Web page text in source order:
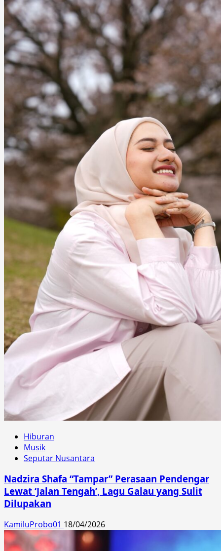
Hiburan
Musik
Seputar Nusantara
Nadzira Shafa “Tampar” Perasaan Pendengar
Lewat ‘Jalan Tengah’, Lagu Galau yang Sulit
Dilupakan
KamiluProbo01 18/04/2026